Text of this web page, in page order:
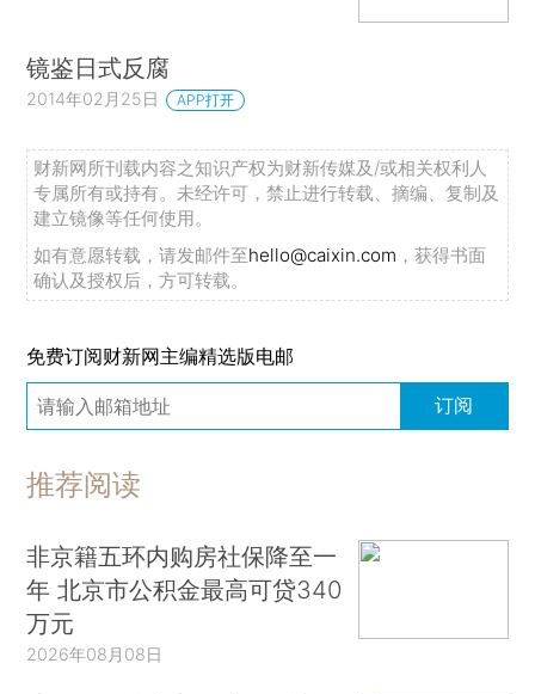
镜鉴日式反腐
2014年02月25日 APP打开
财新网所刊载内容之知识产权为财新传媒及/或相关权利人
专属所有或持有。未经许可，禁止进行转载、摘编、复制及
建立镜像等任何使用。
如有意愿转载，请发邮件至hello@caixin.com ，获得书面
确认及授权后，方可转载。
免费订阅财新网主编精选版电邮
订阅
推荐阅读
非京籍五环内购房社保降至一
年 北京市公积金最高可贷340
万元
2026年08月08日